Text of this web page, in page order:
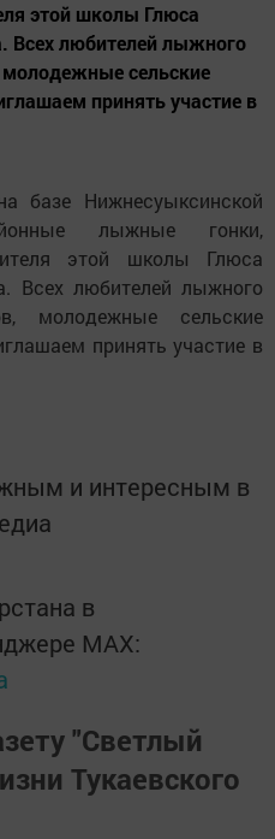
этой школы Глюса
Всех любителей лыжного
молодежные сельские
принять участие в
базе Нижнесуыксинской
лыжные гонки,
этой школы Глюса
Всех любителей лыжного
молодежные сельские
принять участие в
и интересным в
в
MАХ:
"Светлый
Тукаевского